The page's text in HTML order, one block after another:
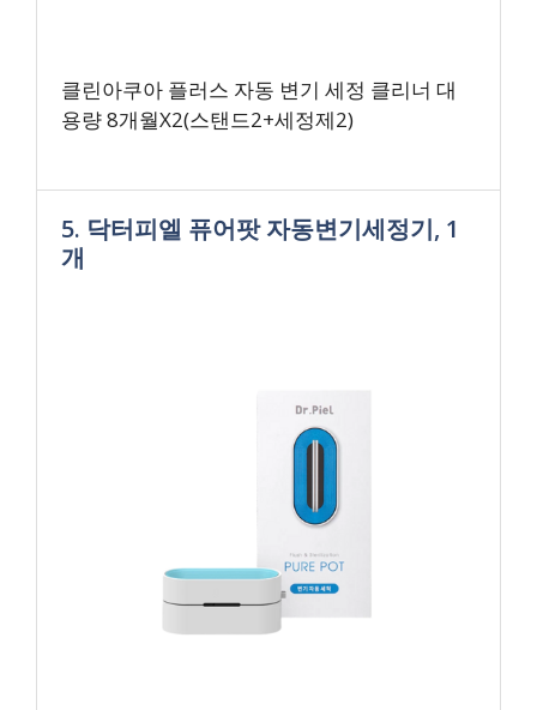
클린아쿠아 플러스 자동 변기 세정 클리너 대
용량 8개월X2(스탠드2+세정제2)
5. 닥터피엘 퓨어팟 자동변기세정기, 1
개